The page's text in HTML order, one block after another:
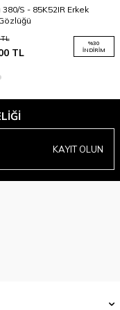
S - 85K52IR Erkek
TL
%30
İNDIRIM
KAYIT OLUN